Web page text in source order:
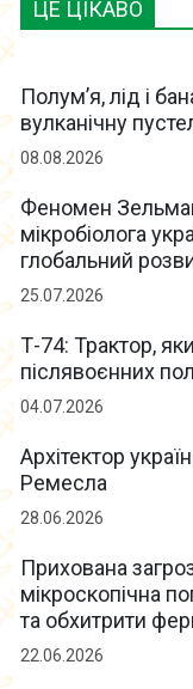
ЦЕ ЦІКАВО
Полум’я, лід і
вулканічну
08.08.2026
Феномен
мікробіолога
глобальний
25.07.2026
Т-74: Трактор,
післявоєнних
04.07.2026
Архітектор
Ремесла
28.06.2026
Прихована
мікроскопічна
та обхитрити
22.06.2026